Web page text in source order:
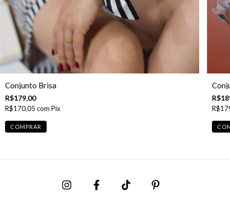
Conjunto Brisa
R$179,00
R$170,05 com Pix
COMPRAR